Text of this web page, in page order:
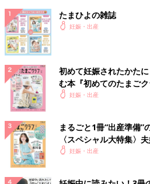
たまひよの雑誌
妊娠・出産
初めて妊娠されたかた
む本『初めてのたまごク
妊娠・出産
まるごと1冊“出産準備”
〈スペシャル大特集〉
妊娠・出産